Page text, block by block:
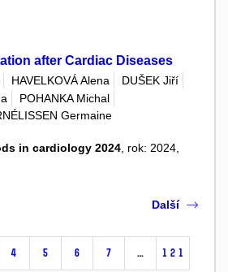
after Cardiac Diseases
HAVELKOVÁ Alena
DUŠEK Jiří
POHANKA Michal
Germaine
in cardiology 2024 , rok: 2024,
4 5 6 7 … 121
Další